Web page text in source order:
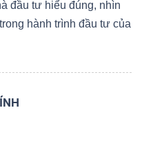
đầu tư hiểu đúng, nhìn
hành trình đầu tư của